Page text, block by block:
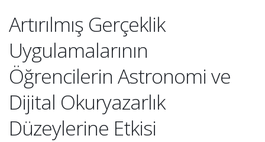
Artırılmış Gerçeklik
Uygulamalarının
Öğrencilerin Astronomi ve
Dijital Okuryazarlık
Düzeylerine Etkisi